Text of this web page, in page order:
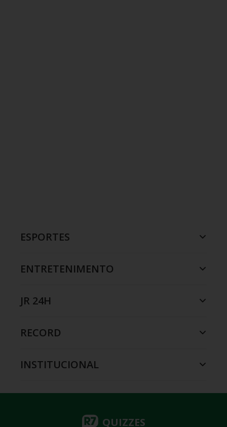
ESPORTES
ENTRETENIMENTO
JR 24H
RECORD
INSTITUCIONAL
QUIZZES